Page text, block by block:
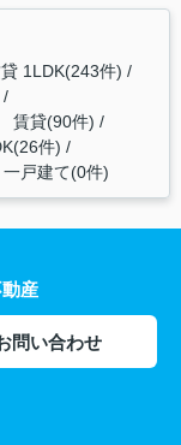
1LDK(243件)
賃貸(90件)
件)
戸建て(0件)
産
問い合わせ